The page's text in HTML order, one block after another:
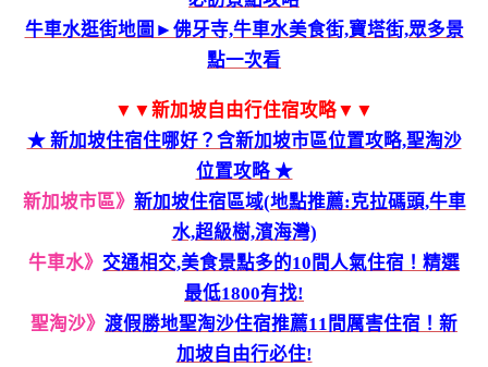
牛車水逛街地圖►佛牙寺,牛車水美食街,寶塔街,眾多景
點一次看
▼▼新加坡自由行住宿攻略▼▼
★ 新加坡住宿住哪好？含新加坡市區位置攻略,聖淘沙
位置攻略 ★
新加坡市區》 新加坡住宿區域(地點推薦:克拉碼頭,牛車
水,超級樹,濱海灣)
牛車水》 交通相交,美食景點多的10間人氣住宿！精選
最低1800有找!
聖淘沙》 渡假勝地聖淘沙住宿推薦11間厲害住宿！新
加坡自由行必住!